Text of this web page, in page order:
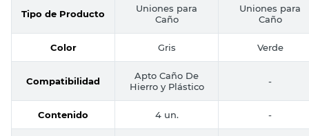
Tipo de Producto
Uniones para
Caño
Uniones para
Caño
Color Gris Verde
Compatibilidad
Apto Caño De
Hierro y Plástico
-
Contenido 4 un. -